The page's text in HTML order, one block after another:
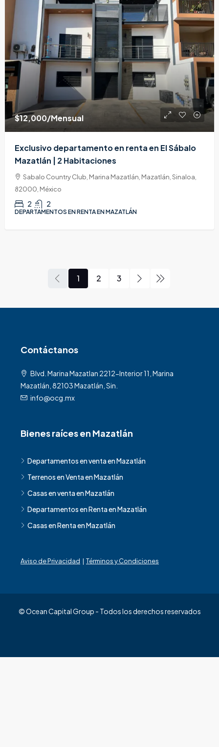
$12,000/Mensual
Exclusivo departamento en renta en El Sábalo
Mazatlán | 2 Habitaciones
Sabalo Country Club, Marina Mazatlán, Mazatlán, Sinaloa,
82000, México
2 2
DEPARTAMENTOS EN RENTA EN MAZATLÁN
1 2 3
Contáctanos
Blvd. Marina Mazatlan 2212-Interior 11, Marina
Mazatlán, 82103 Mazatlán, Sin.
info@ocg.mx
Bienes raíces en Mazatlán
Departamentos en venta en Mazatlán
Terrenos en Venta en Mazatlán
Casas en venta en Mazatlán
Departamentos en Renta en Mazatlán
Casas en Renta en Mazatlán
Aviso de Privacidad | Términos y Condiciones
© Ocean Capital Group - Todos los derechos reservados